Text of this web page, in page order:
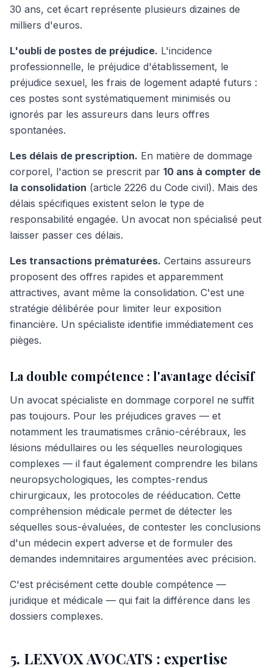
30 ans, cet écart représente plusieurs dizaines de
milliers d'euros.
L'oubli de postes de préjudice. L'incidence
professionnelle, le préjudice d'établissement, le
préjudice sexuel, les frais de logement adapté futurs :
ces postes sont systématiquement minimisés ou
ignorés par les assureurs dans leurs offres
spontanées.
Les délais de prescription. En matière de dommage
corporel, l'action se prescrit par 10 ans à compter de
la consolidation (article 2226 du Code civil). Mais des
délais spécifiques existent selon le type de
responsabilité engagée. Un avocat non spécialisé peut
laisser passer ces délais.
Les transactions prématurées. Certains assureurs
proposent des offres rapides et apparemment
attractives, avant même la consolidation. C'est une
stratégie délibérée pour limiter leur exposition
financière. Un spécialiste identifie immédiatement ces
pièges.
La double compétence : l'avantage décisif
Un avocat spécialiste en dommage corporel ne suffit
pas toujours. Pour les préjudices graves — et
notamment les traumatismes crânio-cérébraux, les
lésions médullaires ou les séquelles neurologiques
complexes — il faut également comprendre les bilans
neuropsychologiques, les comptes-rendus
chirurgicaux, les protocoles de rééducation. Cette
compréhension médicale permet de détecter les
séquelles sous-évaluées, de contester les conclusions
d'un médecin expert adverse et de formuler des
demandes indemnitaires argumentées avec précision.
C'est précisément cette double compétence —
juridique et médicale — qui fait la différence dans les
dossiers complexes.
5. LEXVOX AVOCATS : expertise